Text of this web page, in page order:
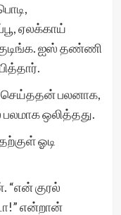
ஏலக்காய்
ஐஸ் தண்ணி
செய்ததன் பலனாக,
ஒலித்தது.
ஓடி
“என் குரல்
என்றான்